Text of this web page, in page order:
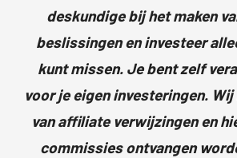
deskundige bij het maken
beslissingen en investeer
kunt missen. Je bent zelf
voor je eigen investeringen.
van affiliate verwijzingen en
commissies ontvangen